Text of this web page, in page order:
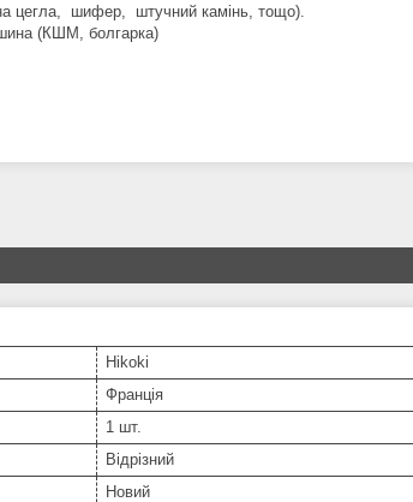
цегла, шифер, штучний камінь, тощо).
(КШМ, болгарка)
Hikoki
Франція
1 шт.
Відрізний
Новий